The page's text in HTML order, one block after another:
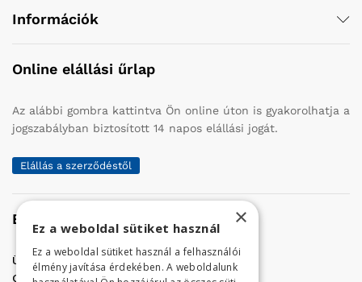
Információk
Online elállási űrlap
Az alábbi gombra kattintva Ön online úton is gyakorolhatja a
jogszabályban biztosított 14 napos elállási jogát.
Elállás a szerződéstől
Elérhetőség
Üzletünk címe:
Szolnok, Vércse út 17.
Golf Center Áruház:06 (56) 423-324
×
Ez a weboldal sütiket használ
Ez a weboldal sütiket használ a felhasználói
élmény javítása érdekében. A weboldalunk